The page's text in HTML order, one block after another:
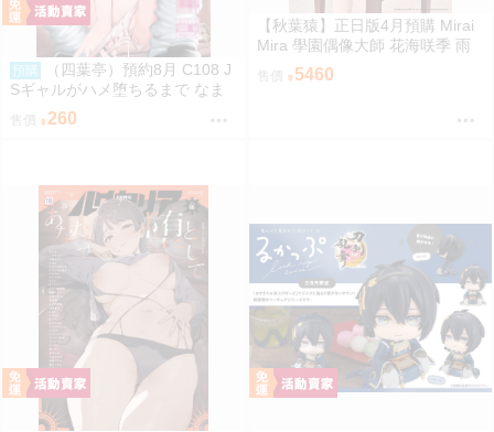
預購
（四葉亭）預約8月 C108 J
Sギャルがハメ堕ちるまで なま
もななせ
售價 260
【秋葉猿】正日版4月預購 Mirai
Mira 學園偶像大師 花海咲季 雨
後鳶尾花 特訓前 1/7 PVC 完成品
售價 5460